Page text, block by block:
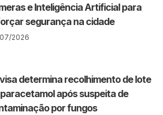
e Inteligência Artificial para
segurança na cidade
2026
determina recolhimento de lote
após suspeita de
por fungos